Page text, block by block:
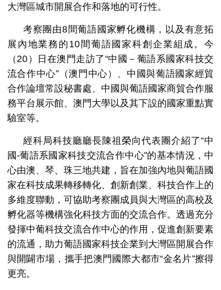
大灣區城市開展合作和落地的可行性。
考察團由8間葡語國家孵化機構，以及有意拓
展內地業務的10間葡語國家科創企業組成。今
（20）日在澳門走訪了“中國－葡語系國家科技交
流合作中心”（澳門中心）、中國與葡語國家經貿
合作論壇常設秘書處、中國與葡語國家商貿合作服
務平台展示館、澳門大學以及其下設的國家重點實
驗室等。
經科局科技廳廳長陳祖榮向代表團介紹了“中
國-葡語系國家科技交流合作中心”的基本情況，中
心由澳、琴、珠三地共建，旨在加強內地與葡語國
家在科技成果轉移轉化、創新創業、科技合作上的
多維度聯動，可協助考察團成員與大灣區的高校及
孵化器等機構強化科技方面的交流合作。透過充分
發揮中葡科技交流合作中心的作用，促進創新要素
的流通，助力葡語國家科技企業到大灣區開展合作
與開闢市場，攜手把澳門國際大都市“金名片”擦得
更亮。